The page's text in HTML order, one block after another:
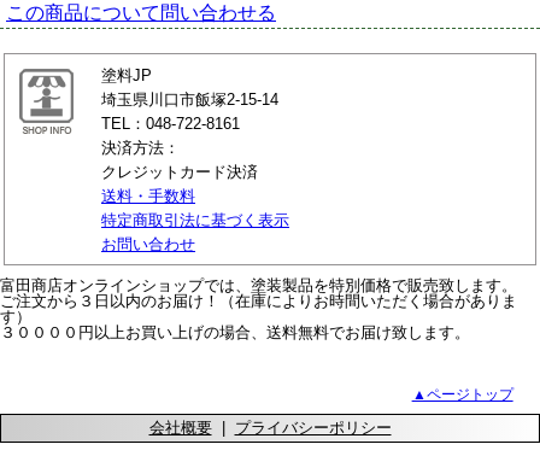
この商品について問い合わせる
塗料JP
埼玉県川口市飯塚2-15-14
TEL：048-722-8161
決済方法：
クレジットカード決済
送料・手数料
特定商取引法に基づく表示
お問い合わせ
富田商店オンラインショップでは、塗装製品を特別価格で販売致します。
ご注文から３日以内のお届け！（在庫によりお時間いただく場合がありま
す）
３００００円以上お買い上げの場合、送料無料でお届け致します。
▲ページトップ
会社概要| プライバシーポリシー